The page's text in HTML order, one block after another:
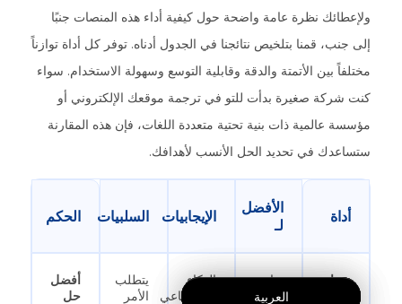
ولإعطائك نظرة عامة واضحة حول كيفية أداء هذه المنصات جنبًا
إلى جنب، قمنا بتلخيص نتائجنا في الجدول أدناه. توفر كل أداة توازناً
مختلفاً بين الأتمتة والدقة وقابلية التوسع وسهولة الاستخدام. سواء
كنت شركة صغيرة بدأت للتو في ترجمة موقعك الإلكتروني أو
مؤسسة عالمية ذات بنية تحتية متعددة اللغات، فإن هذه المقارنة
ستساعدك في تحديد الحل الأنسب لأهدافك.
أداة
الأفضل
لـ
الإيجابيات السلبيات الحكم
موتاورد
توازن
مثالي
الذكاء
الاصطناعي
يتطلب
الأمر
أفضل
حل
العربية
العربية
العربية